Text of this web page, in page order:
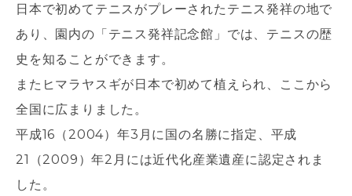
日本で初めてテニスがプレーされたテニス発祥の地で
あり、園内の「テニス発祥記念館」では、テニスの歴
史を知ることができます。
またヒマラヤスギが日本で初めて植えられ、ここから
全国に広まりました。
平成16（2004）年3月に国の名勝に指定、平成
21（2009）年2月には近代化産業遺産に認定されま
した。